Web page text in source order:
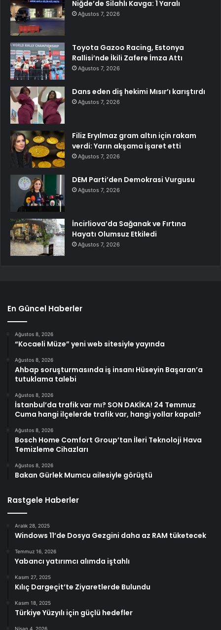
Niğde’de Silahlı Kavga: 1 Yaralı
Ağustos 7, 2026
Toyota Gazoo Racing, Estonya
Rallisi’nde İkili Zafere İmza Attı
Ağustos 7, 2026
Dans eden diş hekimi Mısır’ı karıştırdı
Ağustos 7, 2026
Filiz Eryılmaz gram altın için rakam
verdi: Yarın akşama işaret etti
Ağustos 7, 2026
DEM Parti’den Demokrasi Vurgusu
Ağustos 7, 2026
İncirliova’da Sağanak ve Fırtına
Hayatı Olumsuz Etkiledi
Ağustos 7, 2026
En Güncel Haberler
Ağustos 8, 2026
“Kocaeli Müze” yeni web sitesiyle yayında
Ağustos 8, 2026
Ahbap soruşturmasında iş insanı Hüseyin Başaran’a
tutuklama talebi
Ağustos 8, 2026
İstanbul’da trafik var mı? SON DAKİKA! 24 Temmuz
Cuma hangi ilçelerde trafik var, hangi yollar kapalı?
Ağustos 8, 2026
Bosch Home Comfort Group’tan İleri Teknoloji Hava
Temizleme Cihazları
Ağustos 8, 2026
Bakan Gürlek Mumcu ailesiyle görüştü
Rastgele Haberler
Aralık 28, 2025
Windows 11’de Dosya Gezgini daha az RAM tüketecek
Temmuz 16, 2026
Yabancı yatırımcı alımda iştahlı
Kasım 27, 2025
Kılıç Dargeçit’te Ziyaretlerde Bulundu
Kasım 18, 2025
Türkiye Yüzyılı için güçlü hedefler
Nisan 4, 2026